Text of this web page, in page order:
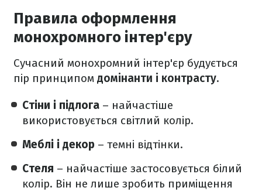
Правила оформлення
монохромного інтер'єру
Сучасний монохромний інтер'єр будується
пір принципом домінанти і контрасту.
Стіни і підлога – найчастіше
використовується світлий колір.
Меблі і декор – темні відтінки.
Стеля – найчастіше застосовується білий
колір. Він не лише зробить приміщення